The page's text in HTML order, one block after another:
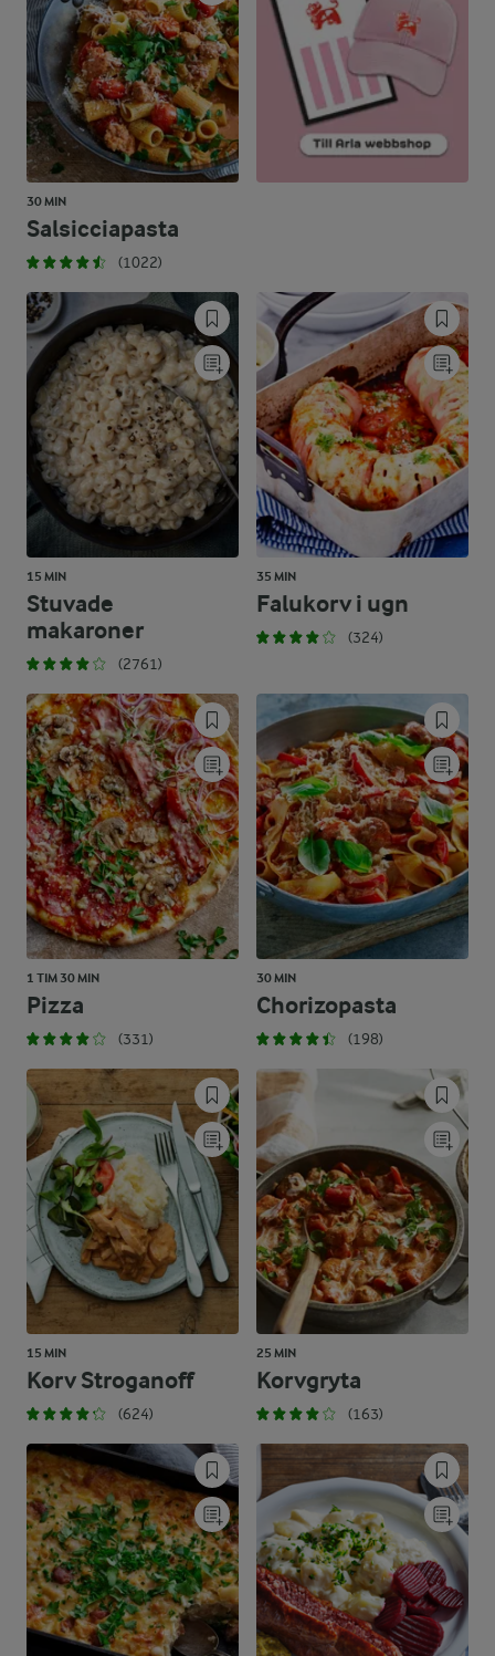
30 MIN
Salsicciapasta
(1022)
15 MIN
Stuvade
makaroner
(2761)
35 MIN
Falukorv i ugn
(324)
1 TIM 30 MIN
Pizza
(331)
30 MIN
Chorizopasta
(198)
15 MIN
Korv Stroganoff
(624)
25 MIN
Korvgryta
(163)